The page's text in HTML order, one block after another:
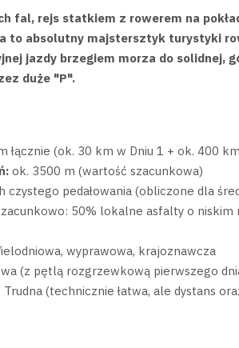
fal, rejs statkiem z rowerem na
to absolutny majstersztyk turystyki
jazdy brzegiem morza do solidnej,
duże "P".
łącznie (ok. 30 km w Dniu 1 + ok. 400
ok. 3500 m (wartość szacunkowa)
czystego pedałowania (obliczone dla
50% lokalne asfalty o niskim
wyprawowa, krajoznawcza
(z pętlą rozgrzewkową pierwszego
(technicznie łatwa, ale dystans